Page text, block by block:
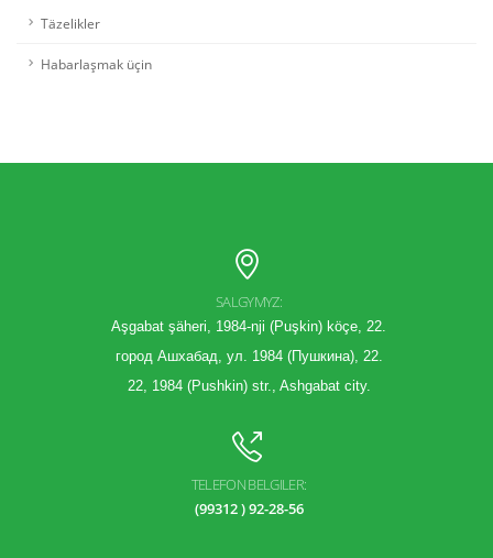
Täzelikler
Habarlaşmak üçin
SALGYMYZ:
Aşgabat şäheri, 1984-nji (Puşkin) köçe, 22.
город Ашхабад, ул. 1984 (Пушкина), 22.
22, 1984 (Pushkin) str., Ashgabat city.
TELEFON BELGILER:
(99312 ) 92-28-56